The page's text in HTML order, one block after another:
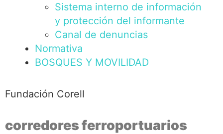
Sistema interno de información
y protección del informante
Canal de denuncias
Normativa
BOSQUES Y MOVILIDAD
Fundación Corell
corredores ferroportuarios